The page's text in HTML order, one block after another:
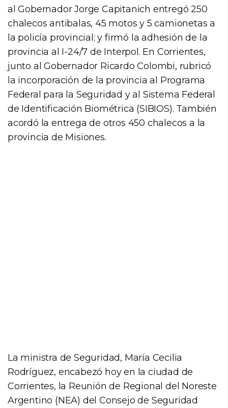
al Gobernador Jorge Capitanich entregó 250
chalecos antibalas, 45 motos y 5 camionetas a
la policía provincial; y firmó la adhesión de la
provincia al I-24/7 de Interpol. En Corrientes,
junto al Gobernador Ricardo Colombi, rubricó
la incorporación de la provincia al Programa
Federal para la Seguridad y al Sistema Federal
de Identificación Biométrica (SIBIOS). También
acordó la entrega de otros 450 chalecos a la
provincia de Misiones.
La ministra de Seguridad, María Cecilia
Rodríguez, encabezó hoy en la ciudad de
Corrientes, la Reunión de Regional del Noreste
Argentino (NEA) del Consejo de Seguridad